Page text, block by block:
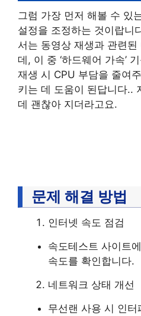
그럼 가장 먼저 해볼 수 있
설정을 조정하는 것이랍니
서는 동영상 재생과 관련
데, 이 중 ‘하드웨어 가속’
재생 시 CPU 부담을 줄여
키는 데 도움이 된답니다..
데 괜찮아 지더라고요.
문제 해결 방법
인터넷 속도 점검
속도테스트 사이트
속도를 확인합니다.
네트워크 상태 개선
무선랜 사용 시 인